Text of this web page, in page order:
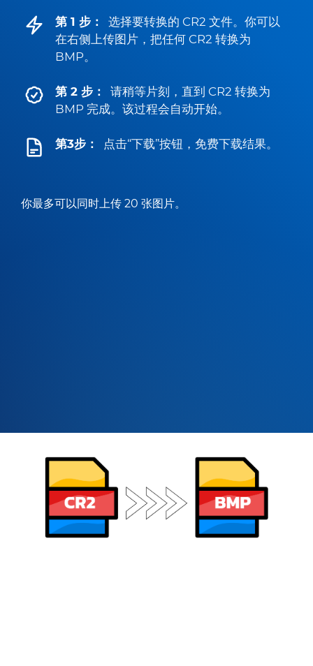
第 1 步：
选择要转换的 CR2 文件。你可以
在右侧上传图片，把任何 CR2 转换为
BMP。
第 2 步：
请稍等片刻，直到 CR2 转换为
BMP 完成。该过程会自动开始。
第3步： 点击“下载”按钮，免费下载结果。
你最多可以同时上传 20 张图片。